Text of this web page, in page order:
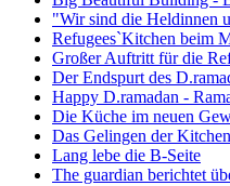
"Wir sind die Heldinnen
Refugees`Kitchen beim
Großer Auftritt für die
Der Endspurt des
Happy D.ramadan -
Die Küche im neuen
Das Gelingen der
Lang lebe die B-Seite
The guardian berichtet